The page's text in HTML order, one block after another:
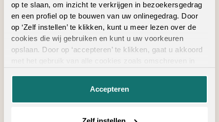
op te slaan, om inzicht te verkrijgen in bezoekersgedrag
en een profiel op te bouwen van uw onlinegedrag. Door
op ‘Zelf instellen’ te klikken, kunt u meer lezen over de
cookies die wij gebruiken en kunt u uw voorkeuren
opslaan. Door op ‘accepteren’ te klikken, gaat u akkoord
met het gebruik van alle cookies zoals omschreven in
Accepteren
Geschikte
vloertoebehoren